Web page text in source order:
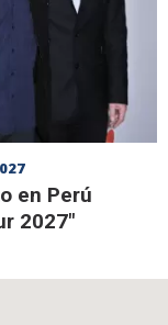
en Perú
2027"